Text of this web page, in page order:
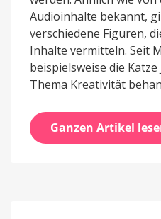
Audioinhalte bekannt,
verschiedene Figuren,
Inhalte vermitteln. Seit
beispielsweise die
Thema Kreativität
Ganzen Artikel